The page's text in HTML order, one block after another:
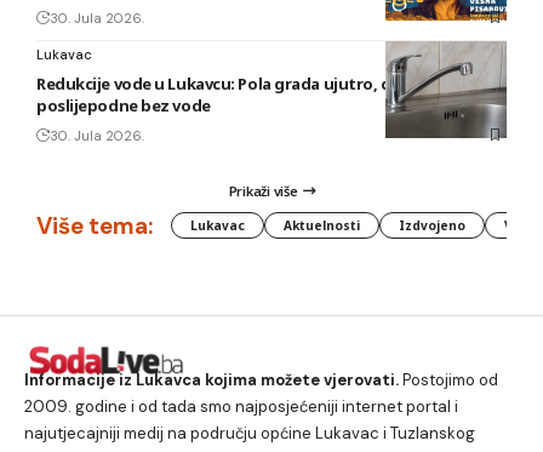
30. Jula 2026.
Lukavac
Redukcije vode u Lukavcu: Pola grada ujutro, druga polovina
poslijepodne bez vode
30. Jula 2026.
Prikaži više
Više tema: Lukavac Aktuelnosti Izdvojeno
Informacije iz Lukavca kojima možete vjerovati.Postojimo od
2009. godine i od tada smo najposjećeniji internet portal i
najutjecajniji medij na području općine Lukavac i Tuzlanskog